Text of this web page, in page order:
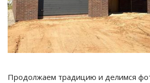
Продолжаем традицию и делимся